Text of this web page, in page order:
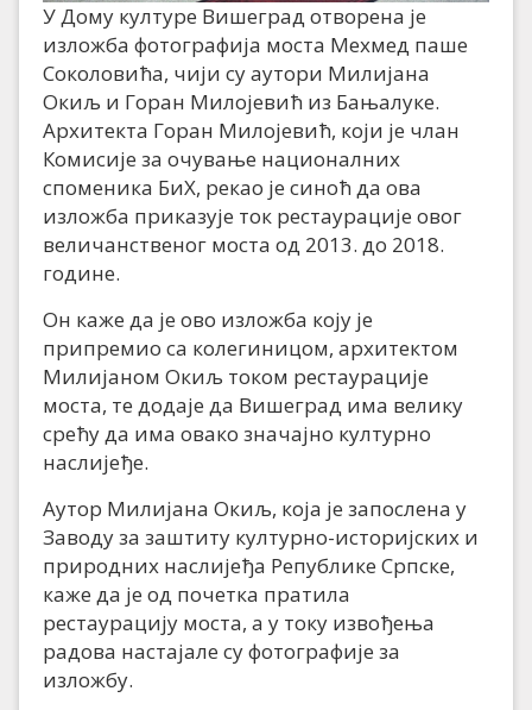
У Дому културе Вишеград отворена је
изложба фотографија моста Мехмед паше
Соколовића, чији су аутори Милијана
Окиљ и Горан Милојевић из Бањалуке.
Архитекта Горан Милојевић, који је члан
Комисије за очување националних
споменика БиХ, рекао је синоћ да ова
изложба приказује ток рестаурације овог
величанственог моста од 2013. до 2018.
године.
Он каже да је ово изложба коју је
припремио са колегиницом, архитектом
Милијаном Окиљ током рестаурације
моста, те додаје да Вишеград има велику
срећу да има овако значајно културно
наслијеђе.
Аутор Милијана Окиљ, која је запослена у
Заводу за заштиту културно-историјских и
природних наслијеђа Републике Српске,
каже да је од почетка пратила
рестаурацију моста, а у току извођења
радова настајале су фотографије за
изложбу.